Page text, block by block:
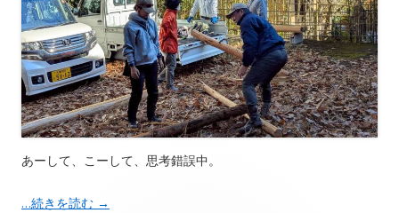
あーして、こーして、思考錯誤中。
…続きを読む →